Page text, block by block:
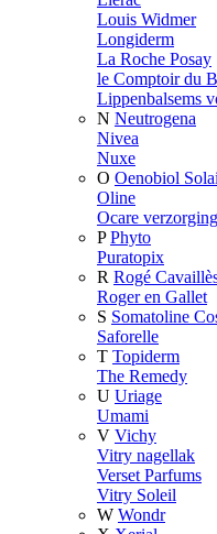
Louis Widmer
Longiderm
La Roche Posay
le Comptoir du
Lippenbalsems
N Neutrogena
Nivea
Nuxe
O Oenobiol
Oline
Ocare
P Phyto
Puratopix
R Rogé
Roger en Gallet
S Somatoline
Saforelle
T Topiderm
The Remedy
U Uriage
Umami
V Vichy
Vitry nagellak
Verset Parfums
Vitry Soleil
W Wondr